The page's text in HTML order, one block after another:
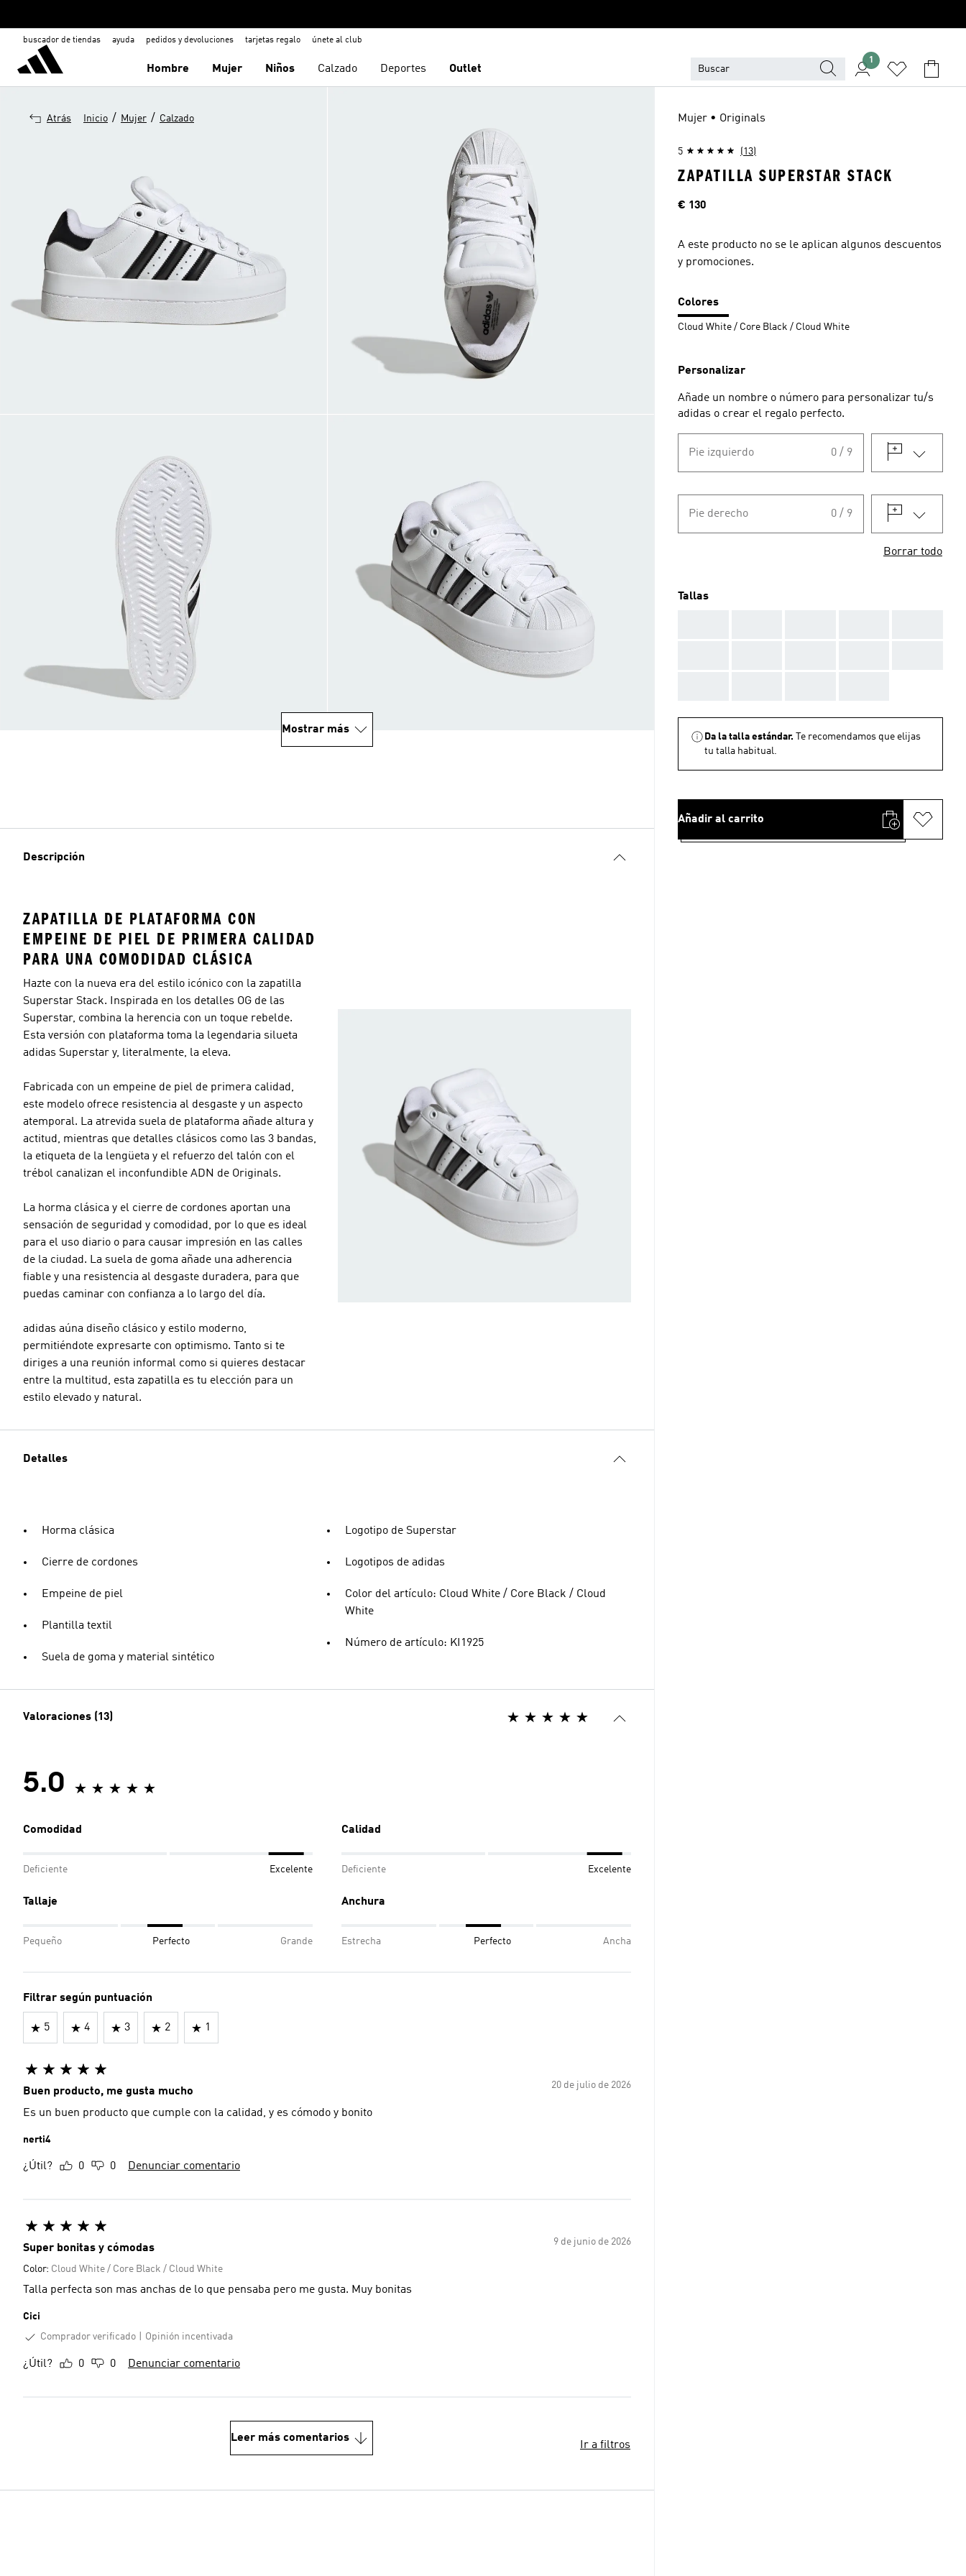
buscador de tiendas ayuda pedidos y devoluciones tarjetas regalo únete al club
Hombre Mujer Niños Calzado Deportes Outlet
1
Atrás Inicio / Mujer / Calzado
Mostrar más
Descripción
ZAPATILLA DE PLATAFORMA CON
EMPEINE DE PIEL DE PRIMERA CALIDAD
PARA UNA COMODIDAD CLÁSICA
Hazte con la nueva era del estilo icónico con la zapatilla
Superstar Stack. Inspirada en los detalles OG de las
Superstar, combina la herencia con un toque rebelde.
Esta versión con plataforma toma la legendaria silueta
adidas Superstar y, literalmente, la eleva.
Fabricada con un empeine de piel de primera calidad,
este modelo ofrece resistencia al desgaste y un aspecto
atemporal. La atrevida suela de plataforma añade altura y
actitud, mientras que detalles clásicos como las 3 bandas,
la etiqueta de la lengüeta y el refuerzo del talón con el
trébol canalizan el inconfundible ADN de Originals.
La horma clásica y el cierre de cordones aportan una
sensación de seguridad y comodidad, por lo que es ideal
para el uso diario o para causar impresión en las calles
de la ciudad. La suela de goma añade una adherencia
fiable y una resistencia al desgaste duradera, para que
puedas caminar con confianza a lo largo del día.
adidas aúna diseño clásico y estilo moderno,
permitiéndote expresarte con optimismo. Tanto si te
diriges a una reunión informal como si quieres destacar
entre la multitud, esta zapatilla es tu elección para un
estilo elevado y natural.
Detalles
Horma clásica
Cierre de cordones
Empeine de piel
Plantilla textil
Suela de goma y material sintético
Logotipo de Superstar
Logotipos de adidas
Color del artículo: Cloud White / Core Black / Cloud
White
Número de artículo: KI1925
Valoraciones (13)
5.0
Comodidad
Deficiente Excelente
Calidad
Deficiente Excelente
Tallaje
Pequeño Perfecto Grande
Anchura
Estrecha Perfecto Ancha
Filtrar según puntuación
5 4 3 2 1
20 de julio de 2026
Buen producto, me gusta mucho
Es un buen producto que cumple con la calidad, y es cómodo y bonito
nerti4
¿Útil? 0 0 Denunciar comentario
9 de junio de 2026
Super bonitas y cómodas
Color: Cloud White / Core Black / Cloud White
Talla perfecta son mas anchas de lo que pensaba pero me gusta. Muy bonitas
Cici
Comprador verificado
Opinión incentivada
¿Útil? 0 0 Denunciar comentario
Leer más comentarios
Ir a filtros
Mujer • Originals
5 (13)
ZAPATILLA SUPERSTAR STACK
Precio
€ 130
A este producto no se le aplican algunos descuentos
y promociones.
Colores
Cloud White / Core Black / Cloud White
Personalizar
Añade un nombre o número para personalizar tu/s
adidas o crear el regalo perfecto.
Pie izquierdo 0 / 9
Pie derecho 0 / 9
Borrar todo
Tallas
Da la talla estándar.
Te recomendamos que elijas
tu talla habitual.
Añadir al carrito